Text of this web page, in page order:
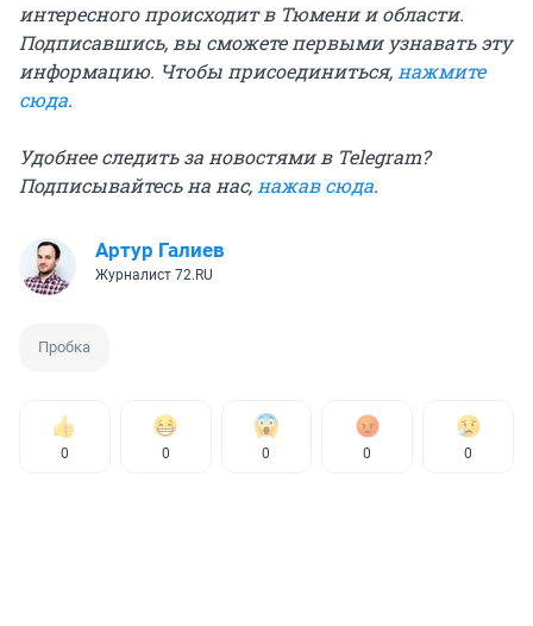
интересного происходит в Тюмени и области.
Подписавшись, вы сможете первыми узнавать эту
информацию. Чтобы присоединиться,нажмите
сюда.
Удобнее следить за новостями в Telegram?
Подписывайтесь на нас,нажав сюда.
Артур Галиев
Журналист 72.RU
Пробка
0 0 0 0 0